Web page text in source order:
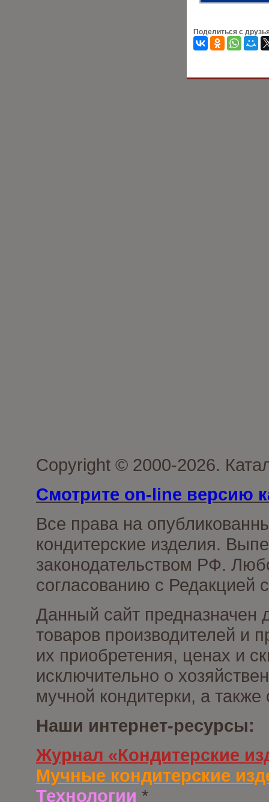
Поделиться с
Copyright © 2000-2026.
Смотрите on-line версию
Все права на
кондитерские изделия.
законодательством РФ.
согласованию с Редакцией
Данный сайт предназначен
товаров производителей и
их приобретения, ценах и
исключительно о
мучной кондитерки, а
Наши интернет-ресурсы:
Журнал «Кондитерские
Мучные кондитерские
Технологии *